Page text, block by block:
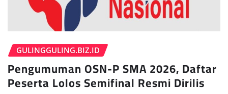
GULINGGULING.BIZ.ID
Pengumuman OSN-P SMA 2026, Daftar
Peserta Lolos Semifinal Resmi Dirilis